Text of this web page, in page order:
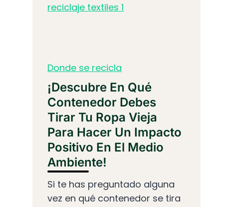
Donde se recicla
¡Descubre En Qué
Contenedor Debes
Tirar Tu Ropa Vieja
Para Hacer Un Impacto
Positivo En El Medio
Ambiente!
Si te has preguntado alguna
vez en qué contenedor se tira